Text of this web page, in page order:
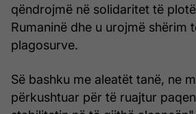
qëndrojmë në solidaritet të
Rumaninë dhe u urojmë shërim
plagosurve.
Së bashku me aleatët tanë, ne
përkushtuar për të ruajtur